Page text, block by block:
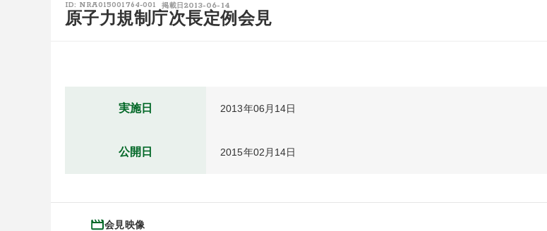
ID: NRA015001764-001 掲載日 2013-06-14
原子力規制庁次長定例会見
実施日 2013年06月14日
公開日 2015年02月14日
会見映像